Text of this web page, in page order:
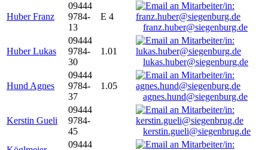
Huber Franz
09444
9784-
13
E 4
franz.huber@siegenburg.de
Huber Lukas
09444
9784-
30
1.01
lukas.huber@siegenburg.de
Hund Agnes
09444
9784-
37
1.05
agnes.hund@siegenburg.de
Kerstin Gueli
09444
9784-
45
kerstin.gueli@siegenbrug.de
09444